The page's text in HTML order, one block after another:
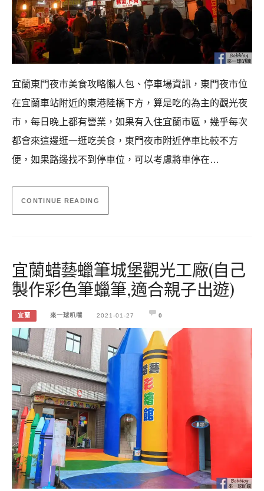
宜蘭東門夜市美食攻略懶人包、停車場資訊，東門夜市位
在宜蘭車站附近的東港陸橋下方，算是吃的為主的觀光夜
市，每日晚上都有營業，如果有入住宜蘭市區，幾乎每次
都會來這邊逛一逛吃美食，東門夜市附近停車比較不方
便，如果路邊找不到停車位，可以考慮將車停在…
CONTINUE READING
宜蘭蜡藝蠟筆城堡觀光工廠(自己
製作彩色筆蠟筆,適合親子出遊)
宜蘭 來一球叭噗 2021-01-27 0